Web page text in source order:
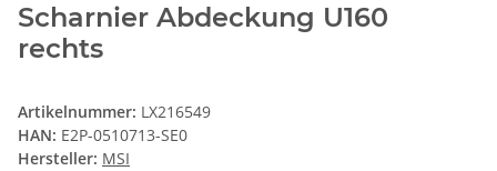
Scharnier Abdeckung U160
rechts
Artikelnummer: LX216549
HAN: E2P-0510713-SE0
Hersteller: MSI